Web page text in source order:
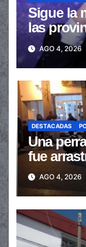
Sigue la
las
AGO 4, 2026
DESTACADAS
Una
fue
en la
AGO 4, 2026